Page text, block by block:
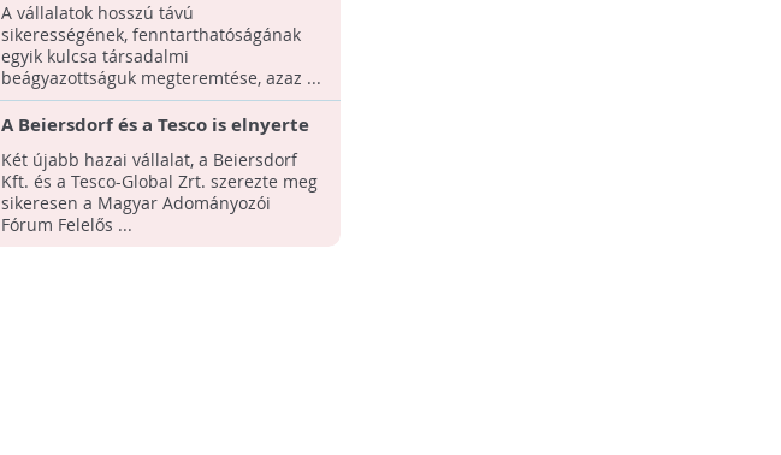
felhívása
A vállalatok hosszú távú
sikerességének, fenntarthatóságának
egyik kulcsa társadalmi
beágyazottságuk megteremtése, azaz ...
A Beiersdorf és a Tesco is elnyerte
a MAF Felelős Támogató Védjegyét
Két újabb hazai vállalat, a Beiersdorf
Kft. és a Tesco-Global Zrt. szerezte meg
sikeresen a Magyar Adományozói
Fórum Felelős ...